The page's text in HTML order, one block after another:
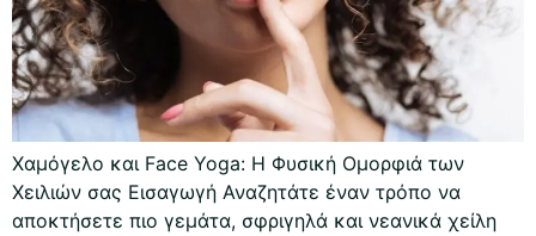
Χαμόγελο και Face Yoga: Η Φυσική Ομορφιά των
Χειλιών σας Εισαγωγή Αναζητάτε έναν τρόπο να
αποκτήσετε πιο γεμάτα, σφριγηλά και νεανικά χείλη